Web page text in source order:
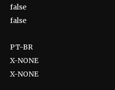
false
false
PT-BR
X-NONE
X-NONE